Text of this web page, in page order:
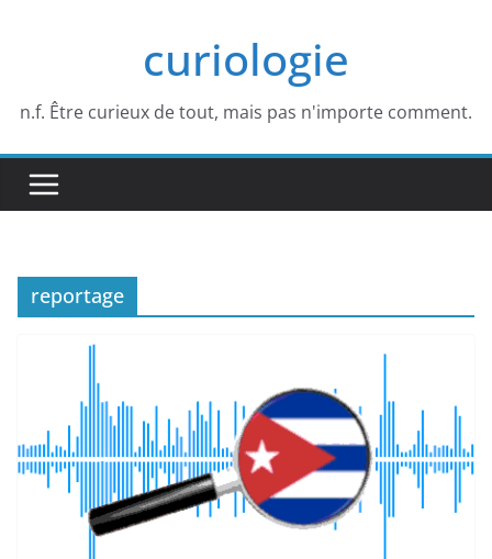
curiologie
n.f. Être curieux de tout, mais pas n'importe comment.
reportage